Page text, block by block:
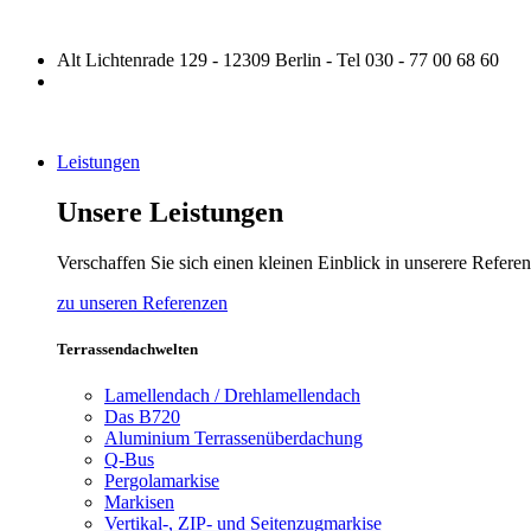
Alt Lichtenrade 129 - 12309 Berlin - Tel 030 - 77 00 68 60
Leistungen
Unsere Leistungen
Verschaffen Sie sich einen kleinen Einblick in unserere
zu unseren Referenzen
Terrassendachwelten
Lamellendach / Drehlamellendach
Das B720
Aluminium Terrassenüberdachung
Q-Bus
Pergolamarkise
Markisen
Vertikal-, ZIP- und Seitenzugmarkise